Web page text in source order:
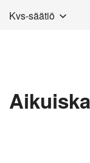
Kvs-säätiö